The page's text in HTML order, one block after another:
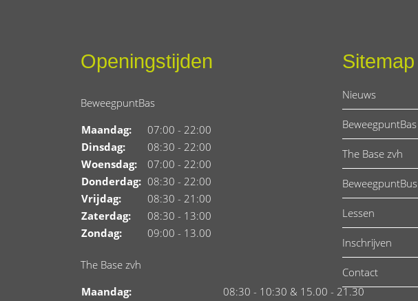
Openingstijden
BeweegpuntBas
Maandag:
07:00 - 22:00
Dinsdag:
08:30 - 22:00
Woensdag:
07:00 - 22:00
Donderdag: 08:30 - 22:00
Vrijdag:
08:30 - 21:00
Zaterdag:
08:30 - 13:00
Zondag:
09:00 - 13.00
The Base zvh
Maandag:
08:30 - 10:30 & 15.00 - 21.30
Sitemap
Nieuws
BeweegpuntBas
The Base zvh
BeweegpuntBus
Lessen
Inschrijven
Contact